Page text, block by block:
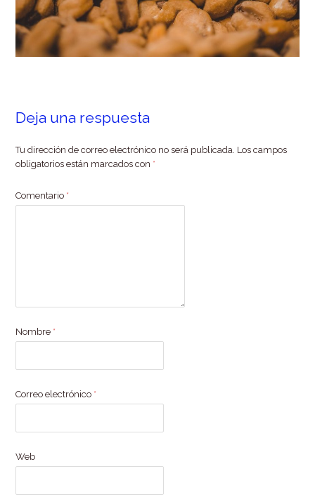
Deja una respuesta
Tu dirección de correo electrónico no será publicada. Los campos
obligatorios están marcados con *
Comentario *
Nombre *
Correo electrónico *
Web